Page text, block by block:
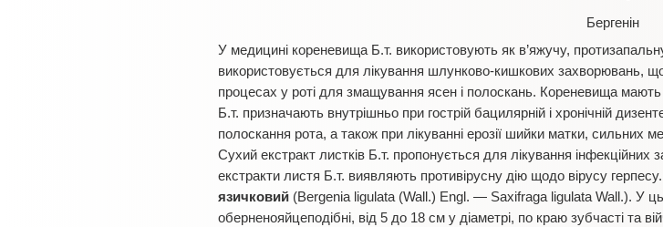
Бергенін
У медицині кореневища Б.т. використовують як в’яжучу,
використовується для лікування шлунково-кишкових захворювань,
процесах у роті для змащування ясен і полоскань. Кореневища мають
Б.т. призначають внутрішньо при гострій бацилярній і хронічній
полоскання рота, а також при лікуванні ерозії шийки матки, сильних
Сухий екстракт листків Б.т. пропонується для лікування
екстракти листя Б.т. виявляють противірусну дію щодо вірусу
язичковий (Bergenia ligulata (Wall.) Engl. — Saxifraga ligulata Wall.). У
оберненояйцеподібні, від 5 до 18 см у діаметрі, по краю зубчасті та